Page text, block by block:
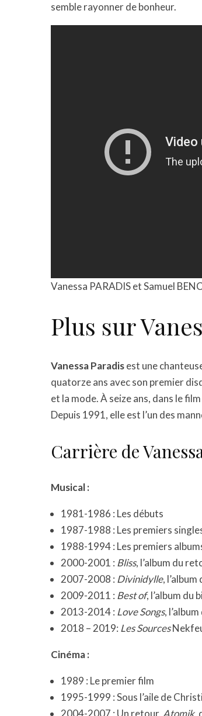
semble rayonner de bonheur.
Vanessa PARADIS et Samuel
Plus sur
Vanessa Paradisest une
quatorze ans avec son premier
et la mode. À seize ans, dans le film
Depuis 1991, elle est l’un des
Carrière de
Musical :
1981-1986 : Les débuts
1987-1988 : Les premiers
1988-1994 : Les premiers
2000-2001 : Bliss, l’album du
2007-2008 : Divinidylle, l’album
2009-2011 : Best of, l’album du
2013-2014 : Love Songs,
2018 – 2019: Les Sources
Cinéma :
1989 : Le premier film
1995-1999 : Sous l’aile de
2004-2007 : Un retour, Atomik,